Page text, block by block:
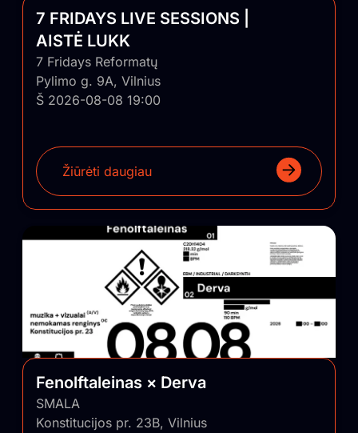
7 FRIDAYS LIVE SESSIONS |
AISTĖ LUKK
7 Fridays Reformatų
Pylimo g. 9A, Vilnius
Š 2026-08-08 19:00
Žiūrėti daugiau
Fenolftaleinas × Derva
SMALA
Konstitucijos pr. 23B, Vilnius